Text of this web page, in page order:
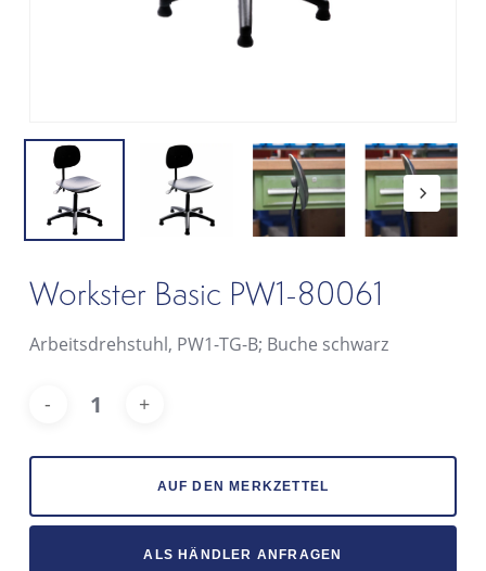
Workster Basic PW1-80061
Arbeitsdrehstuhl, PW1-TG-B; Buche schwarz
AUF DEN MERKZETTEL
ALS HÄNDLER ANFRAGEN